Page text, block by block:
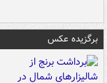
برگزیده عکس